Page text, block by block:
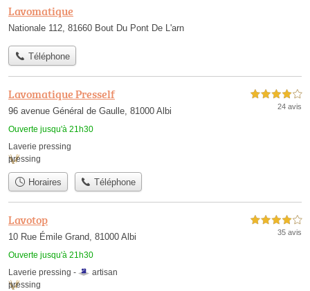
Lavomatique
Nationale 112, 81660 Bout Du Pont De L'arn
Téléphone
Lavomatique Presself
96 avenue Général de Gaulle, 81000 Albi
Ouverte jusqu'à 21h30
4,0 étoiles sur 5
24 avis
Laverie pressing
pressing
Horaires Téléphone
Lavotop
10 Rue Émile Grand, 81000 Albi
Ouverte jusqu'à 21h30
4,0 étoiles sur 5
35 avis
Laverie pressing -
artisan
pressing